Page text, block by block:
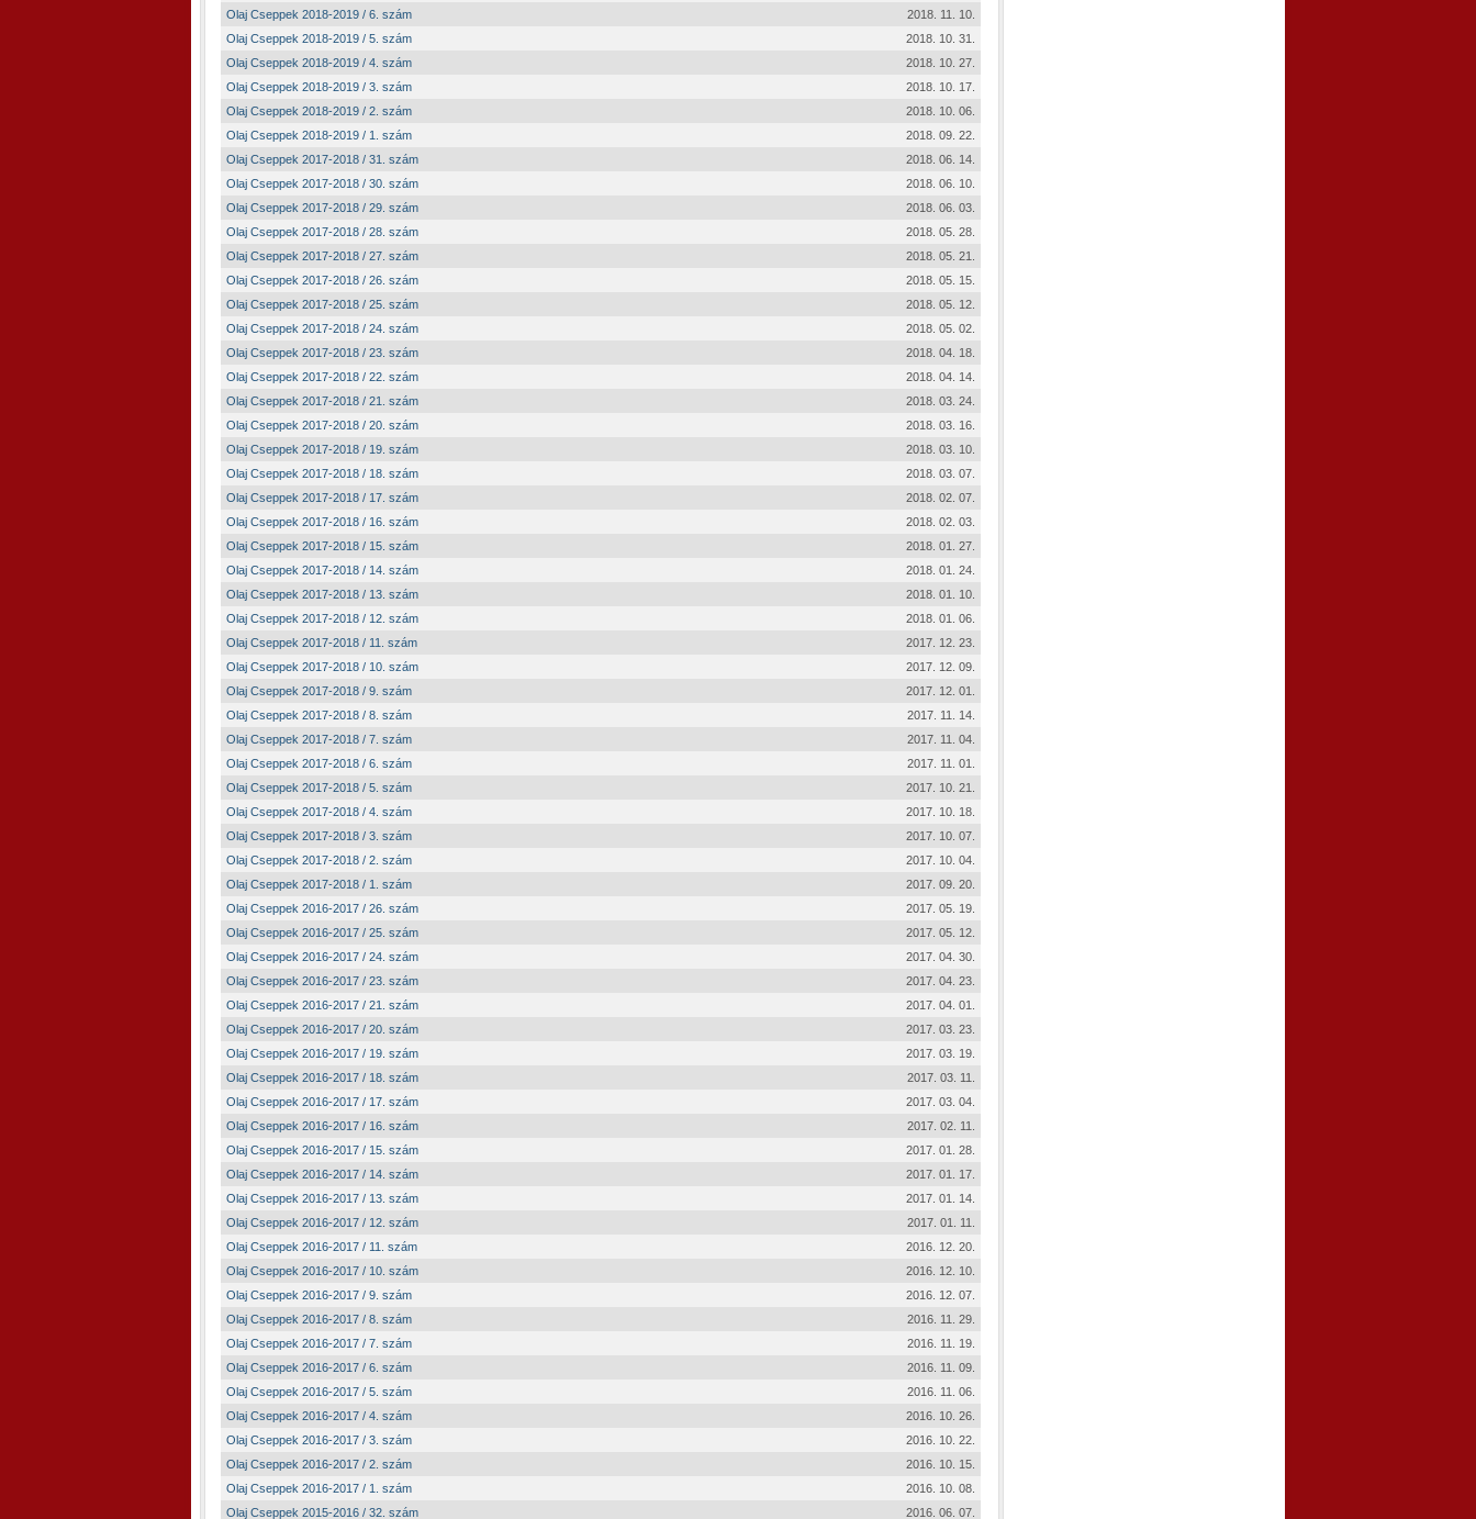
Olaj Cseppek 2018-2019 / 6. szám
2018. 11. 10.
Olaj Cseppek 2018-2019 / 5. szám
2018. 10. 31.
Olaj Cseppek 2018-2019 / 4. szám
2018. 10. 27.
Olaj Cseppek 2018-2019 / 3. szám
2018. 10. 17.
Olaj Cseppek 2018-2019 / 2. szám
2018. 10. 06.
Olaj Cseppek 2018-2019 / 1. szám
2018. 09. 22.
Olaj Cseppek 2017-2018 / 31. szám
2018. 06. 14.
Olaj Cseppek 2017-2018 / 30. szám
2018. 06. 10.
Olaj Cseppek 2017-2018 / 29. szám
2018. 06. 03.
Olaj Cseppek 2017-2018 / 28. szám
2018. 05. 28.
Olaj Cseppek 2017-2018 / 27. szám
2018. 05. 21.
Olaj Cseppek 2017-2018 / 26. szám
2018. 05. 15.
Olaj Cseppek 2017-2018 / 25. szám
2018. 05. 12.
Olaj Cseppek 2017-2018 / 24. szám
2018. 05. 02.
Olaj Cseppek 2017-2018 / 23. szám
2018. 04. 18.
Olaj Cseppek 2017-2018 / 22. szám
2018. 04. 14.
Olaj Cseppek 2017-2018 / 21. szám
2018. 03. 24.
Olaj Cseppek 2017-2018 / 20. szám
2018. 03. 16.
Olaj Cseppek 2017-2018 / 19. szám
2018. 03. 10.
Olaj Cseppek 2017-2018 / 18. szám
2018. 03. 07.
Olaj Cseppek 2017-2018 / 17. szám
2018. 02. 07.
Olaj Cseppek 2017-2018 / 16. szám
2018. 02. 03.
Olaj Cseppek 2017-2018 / 15. szám
2018. 01. 27.
Olaj Cseppek 2017-2018 / 14. szám
2018. 01. 24.
Olaj Cseppek 2017-2018 / 13. szám
2018. 01. 10.
Olaj Cseppek 2017-2018 / 12. szám
2018. 01. 06.
Olaj Cseppek 2017-2018 / 11. szám
2017. 12. 23.
Olaj Cseppek 2017-2018 / 10. szám
2017. 12. 09.
Olaj Cseppek 2017-2018 / 9. szám
2017. 12. 01.
Olaj Cseppek 2017-2018 / 8. szám
2017. 11. 14.
Olaj Cseppek 2017-2018 / 7. szám
2017. 11. 04.
Olaj Cseppek 2017-2018 / 6. szám
2017. 11. 01.
Olaj Cseppek 2017-2018 / 5. szám
2017. 10. 21.
Olaj Cseppek 2017-2018 / 4. szám
2017. 10. 18.
Olaj Cseppek 2017-2018 / 3. szám
2017. 10. 07.
Olaj Cseppek 2017-2018 / 2. szám
2017. 10. 04.
Olaj Cseppek 2017-2018 / 1. szám
2017. 09. 20.
Olaj Cseppek 2016-2017 / 26. szám
2017. 05. 19.
Olaj Cseppek 2016-2017 / 25. szám
2017. 05. 12.
Olaj Cseppek 2016-2017 / 24. szám
2017. 04. 30.
Olaj Cseppek 2016-2017 / 23. szám
2017. 04. 23.
Olaj Cseppek 2016-2017 / 21. szám
2017. 04. 01.
Olaj Cseppek 2016-2017 / 20. szám
2017. 03. 23.
Olaj Cseppek 2016-2017 / 19. szám
2017. 03. 19.
Olaj Cseppek 2016-2017 / 18. szám
2017. 03. 11.
Olaj Cseppek 2016-2017 / 17. szám
2017. 03. 04.
Olaj Cseppek 2016-2017 / 16. szám
2017. 02. 11.
Olaj Cseppek 2016-2017 / 15. szám
2017. 01. 28.
Olaj Cseppek 2016-2017 / 14. szám
2017. 01. 17.
Olaj Cseppek 2016-2017 / 13. szám
2017. 01. 14.
Olaj Cseppek 2016-2017 / 12. szám
2017. 01. 11.
Olaj Cseppek 2016-2017 / 11. szám
2016. 12. 20.
Olaj Cseppek 2016-2017 / 10. szám
2016. 12. 10.
Olaj Cseppek 2016-2017 / 9. szám
2016. 12. 07.
Olaj Cseppek 2016-2017 / 8. szám
2016. 11. 29.
Olaj Cseppek 2016-2017 / 7. szám
2016. 11. 19.
Olaj Cseppek 2016-2017 / 6. szám
2016. 11. 09.
Olaj Cseppek 2016-2017 / 5. szám
2016. 11. 06.
Olaj Cseppek 2016-2017 / 4. szám
2016. 10. 26.
Olaj Cseppek 2016-2017 / 3. szám
2016. 10. 22.
Olaj Cseppek 2016-2017 / 2. szám
2016. 10. 15.
Olaj Cseppek 2016-2017 / 1. szám
2016. 10. 08.
Olaj Cseppek 2015-2016 / 32. szám
2016. 06. 07.